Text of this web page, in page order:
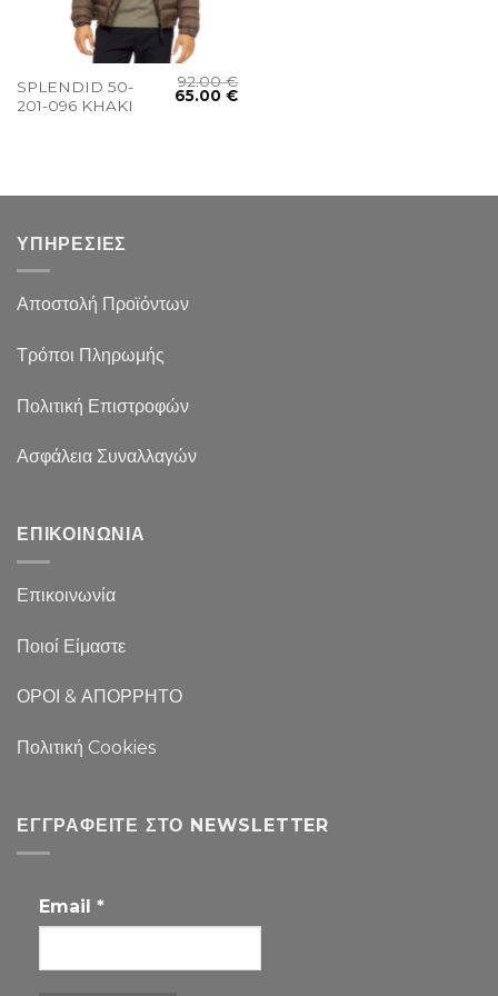
SPLENDID 50-
201-096 KHAKI
92.00€
65.00€
ΥΠΗΡΕΣΙΕΣ
Αποστολή Προϊόντων
Τρόποι Πληρωμής
Πολιτική Επιστροφών
Ασφάλεια Συναλλαγών
ΕΠΙΚΟΙΝΩΝΙΑ
Επικοινωνία
Ποιοί Είμαστε
ΟΡΟΙ & ΑΠΟΡΡΗΤΟ
Πολιτική Cookies
ΕΓΓΡΑΦΕΊΤΕ ΣΤΟ NEWSLETTER
Email *